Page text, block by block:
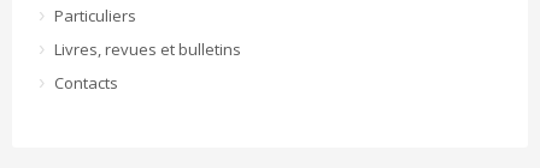
Particuliers
Livres, revues et bulletins
Contacts